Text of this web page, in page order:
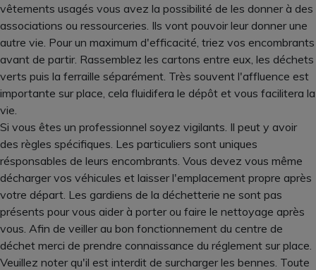
vêtements usagés vous avez la possibilité de les donner à des
associations ou ressourceries. Ils vont pouvoir leur donner une
autre vie. Pour un maximum d'efficacité, triez vos encombrants
avant de partir. Rassemblez les cartons entre eux, les déchets
verts puis la ferraille séparément. Très souvent l'affluence est
importante sur place, cela fluidifera le dépôt et vous facilitera la
vie.
Si vous êtes un professionnel soyez vigilants. Il peut y avoir
des règles spécifiques. Les particuliers sont uniques
résponsables de leurs encombrants. Vous devez vous même
décharger vos véhicules et laisser l'emplacement propre après
votre départ. Les gardiens de la déchetterie ne sont pas
présents pour vous aider à porter ou faire le nettoyage après
vous. Afin de veiller au bon fonctionnement du centre de
déchet merci de prendre connaissance du réglement sur place.
Veuillez noter qu'il est interdit de surcharger les bennes. Toute